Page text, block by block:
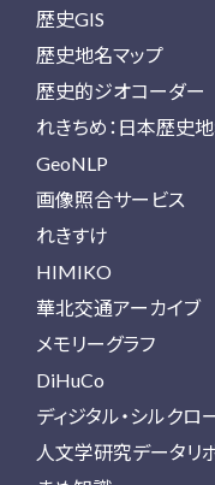
歴史GIS
歴史地名マップ
歴史的ジオコーダー
れきちめ：日本歴史
GeoNLP
画像照合サービス
れきすけ
HIMIKO
華北交通アーカイブ
メモリーグラフ
DiHuCo
ディジタル・シルクロ
人文学研究データリ